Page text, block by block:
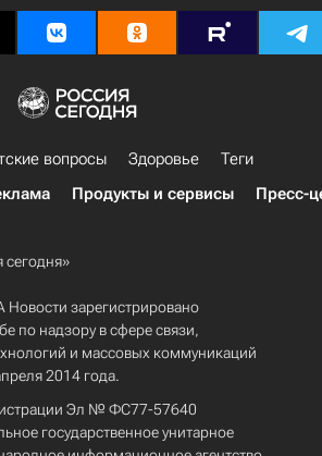
вопросы Здоровье
Теги
Продукты и сервисы Пресс-
Новости зарегистрировано
по надзору в сфере связи,
и массовых коммуникаций
2014 года.
Эл № ФС77-57640
государственное унитарное